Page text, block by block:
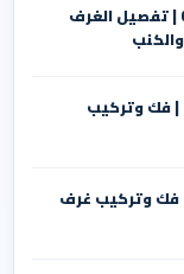
تفصيل أبواب بمكة 0546138860 | تفصيل الغرف
نجار الشبيكة بمكة 0546138860⁩ | فك وتركيب
الحمراء بمكة 0546138860⁩ | فك وتركيب غرف